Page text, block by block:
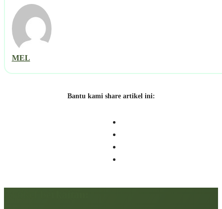
MEL
Bantu kami share artikel ini: